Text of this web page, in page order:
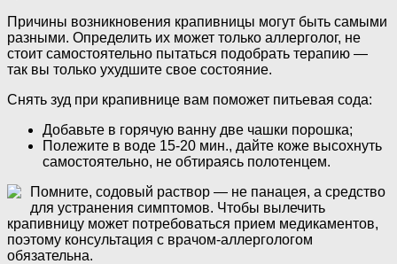
Причины возникновения крапивницы могут быть самыми
разными. Определить их может только аллерголог, не
стоит самостоятельно пытаться подобрать терапию —
так вы только ухудшите свое состояние.
Снять зуд при крапивнице вам поможет питьевая сода:
Добавьте в горячую ванну две чашки порошка;
Полежите в воде 15-20 мин., дайте коже высохнуть
самостоятельно, не обтираясь полотенцем.
Помните, содовый раствор — не панацея, а средство
для устранения симптомов. Чтобы вылечить
крапивницу может потребоваться прием медикаментов,
поэтому консультация с врачом-аллергологом
обязательна.